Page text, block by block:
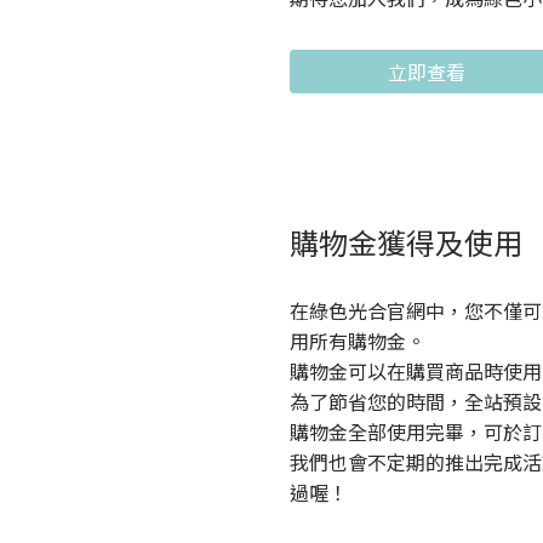
立即查看
購物金獲得及使用
在綠色光合官網中，您不僅
用所有購物金。
購物金可以在購買商品時使
為了節省您的時間，全站預
購物金全部使用完畢，可於
我們也會不定期的推出完成
過喔！